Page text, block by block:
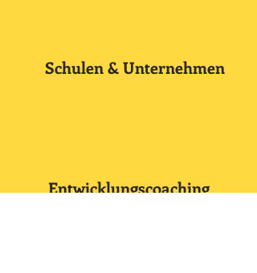
Schulen & Unternehmen
Entwicklungscoaching